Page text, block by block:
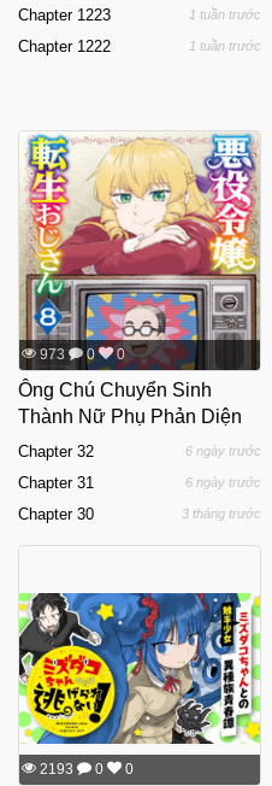
Chapter 1223 1 tuần trước
Chapter 1222 1 tuần trước
973 0 0
Ông Chú Chuyển Sinh
Thành Nữ Phụ Phản Diện
Chapter 32 6 ngày trước
Chapter 31 6 ngày trước
Chapter 30 3 tháng trước
2193 0 0